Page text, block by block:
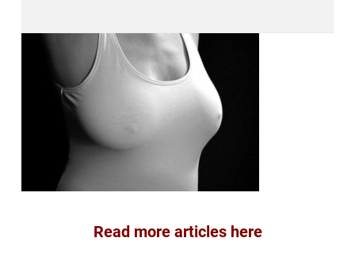
Read more articles here